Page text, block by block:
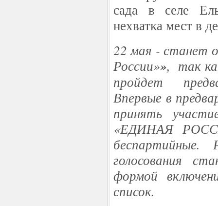
сада в селе
нехватка мест в
22 мая - станет
России»», так
пройдет
Впервые в
принять
«ЕДИНАЯ
беспартийные.
голосования
формой
список.